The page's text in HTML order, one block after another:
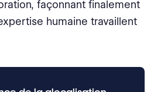
façonnant finalement
humaine travaillent